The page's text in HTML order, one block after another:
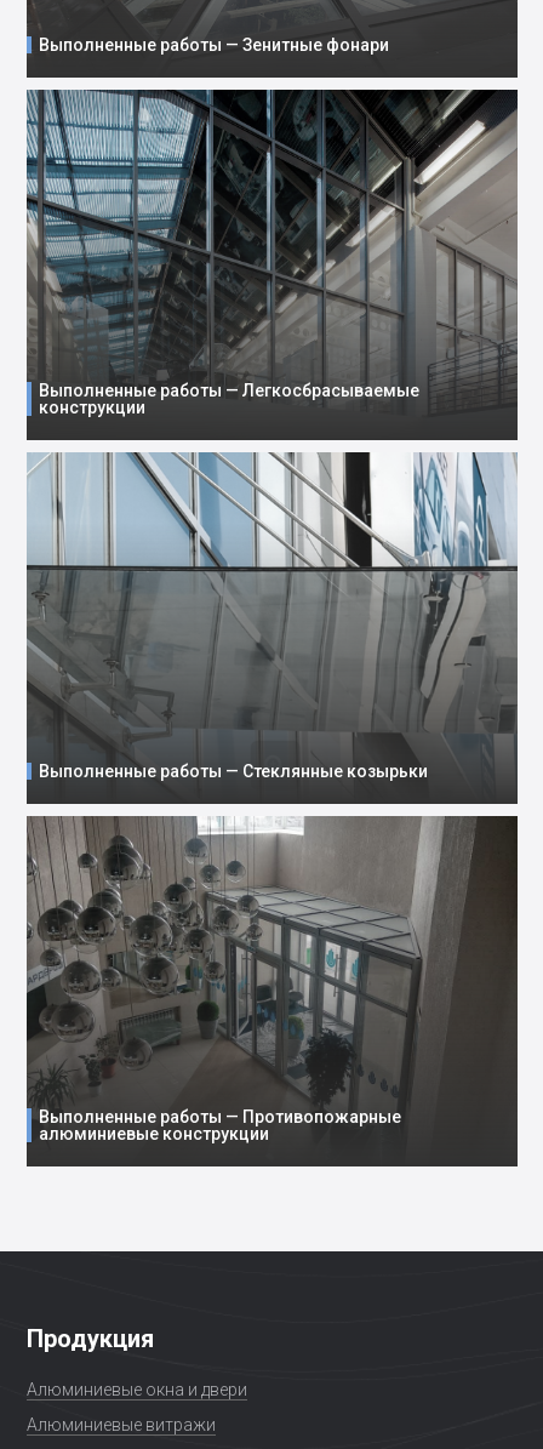
Выполненные работы — Зенитные фонари
Выполненные работы — Легкосбрасываемые
конструкции
Выполненные работы — Стеклянные козырьки
Выполненные работы — Противопожарные
алюминиевые конструкции
Продукция
Алюминиевые окна и двери
Алюминиевые витражи